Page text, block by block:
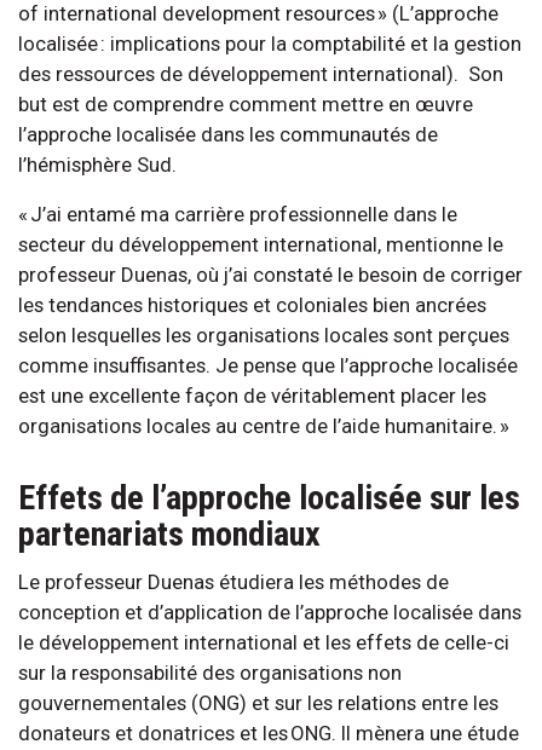
of international development resources » (L’approche
localisée : implications pour la comptabilité et la gestion
des ressources de développement international). Son
but est de comprendre comment mettre en œuvre
l’approche localisée dans les communautés de
l’hémisphère Sud.
« J’ai entamé ma carrière professionnelle dans le
secteur du développement international, mentionne le
professeur Duenas, où j’ai constaté le besoin de corriger
les tendances historiques et coloniales bien ancrées
selon lesquelles les organisations locales sont perçues
comme insuffisantes. Je pense que l’approche localisée
est une excellente façon de véritablement placer les
organisations locales au centre de l’aide humanitaire. »
Effets de l’approche localisée sur les
partenariats mondiaux
Le professeur Duenas étudiera les méthodes de
conception et d’application de l’approche localisée dans
le développement international et les effets de celle-ci
sur la responsabilité des organisations non
gouvernementales (ONG) et sur les relations entre les
donateurs et donatrices et les ONG. Il mènera une étude